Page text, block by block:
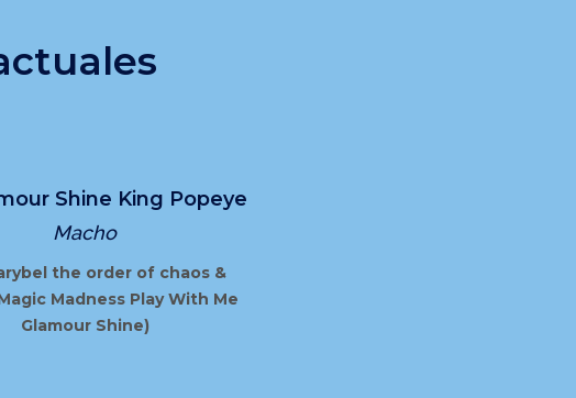
Shine King Popeye
Macho
the order of chaos &
Madness Play With Me
Glamour Shine)